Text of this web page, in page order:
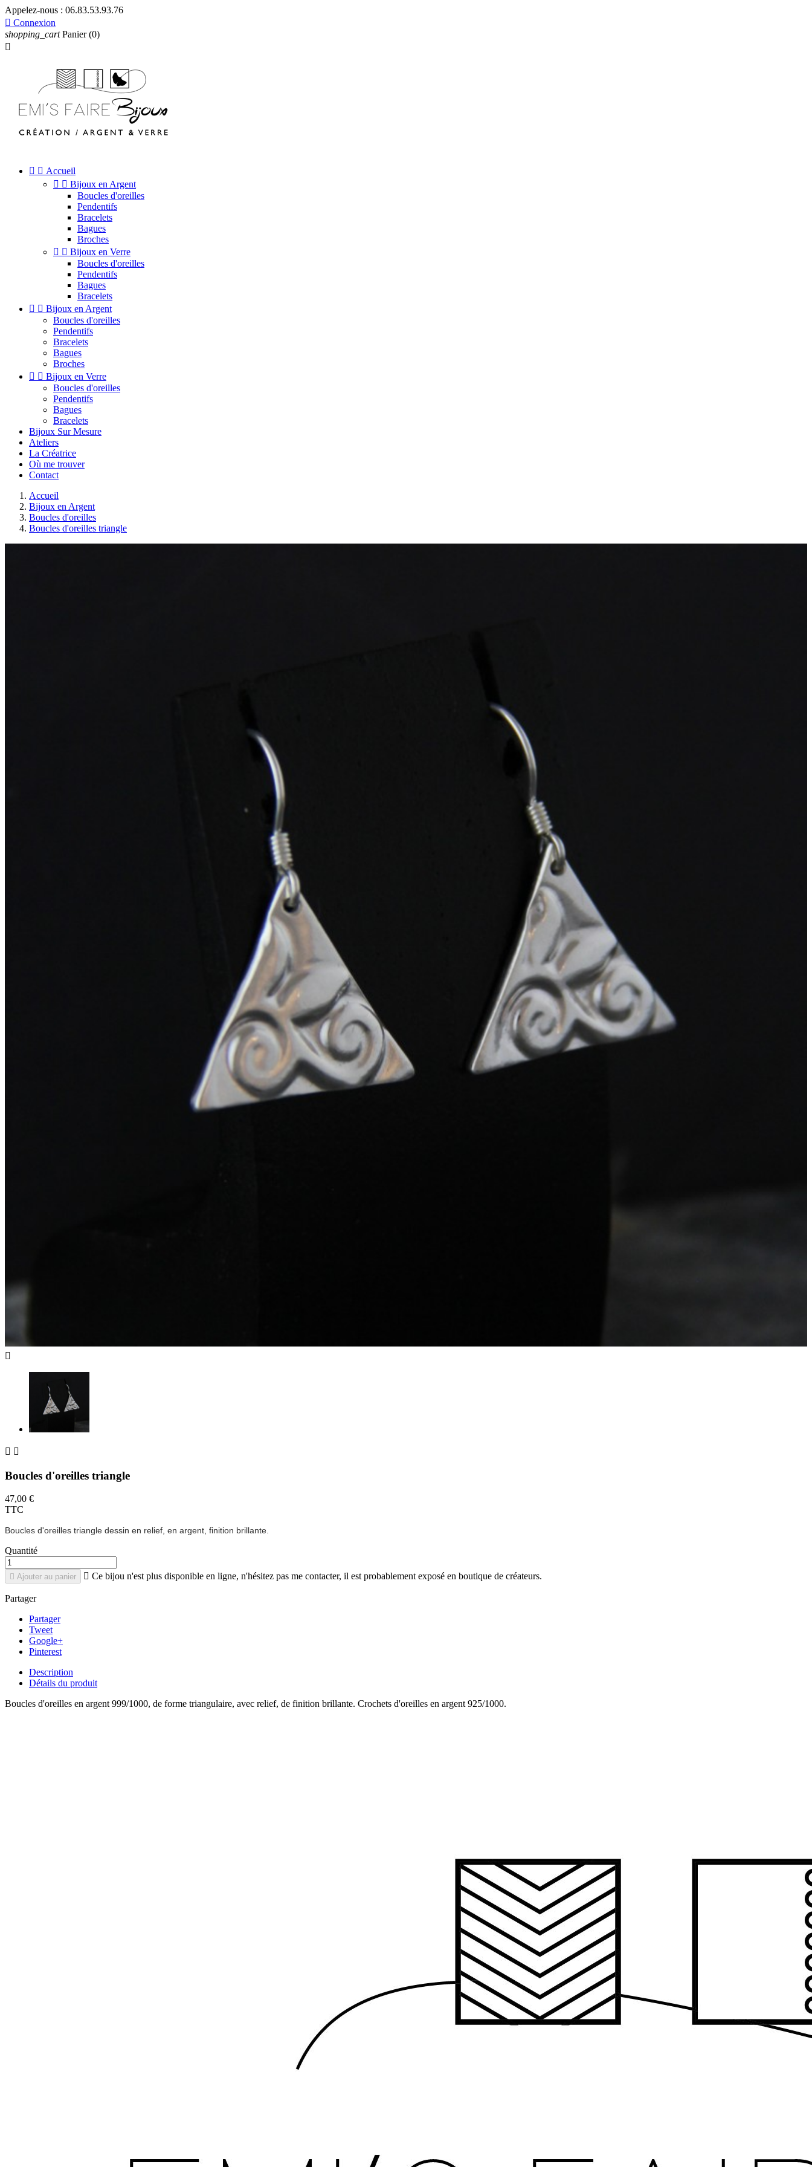
Appelez-nous : 06.83.53.93.76
 Connexion
shopping_cart Panier (0)

  Accueil
  Bijoux en Argent
Boucles d'oreilles
Pendentifs
Bracelets
Bagues
Broches
  Bijoux en Verre
Boucles d'oreilles
Pendentifs
Bagues
Bracelets
  Bijoux en Argent
Boucles d'oreilles
Pendentifs
Bracelets
Bagues
Broches
  Bijoux en Verre
Boucles d'oreilles
Pendentifs
Bagues
Bracelets
Bijoux Sur Mesure
Ateliers
La Créatrice
Où me trouver
Contact
Accueil
Bijoux en Argent
Boucles d'oreilles
Boucles d'oreilles triangle

 
Boucles d'oreilles triangle
47,00 €
TTC
Boucles d'oreilles triangle dessin en relief, en argent, finition brillante.
Quantité
 Ajouter au panier  Ce bijou n'est plus disponible en ligne, n'hésitez pas me contacter, il est probablement exposé en boutique de créateurs.
Partager
Partager
Tweet
Google+
Pinterest
Description
Détails du produit
Boucles d'oreilles en argent 999/1000, de forme triangulaire, avec relief, de finition brillante. Crochets d'oreilles en argent 925/1000.